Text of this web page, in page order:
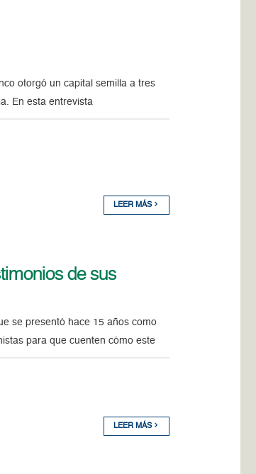
otorgó un capital semilla a tres
En esta entrevista
LEER MÁS
de sus
se presentó hace 15 años como
para que cuenten cómo este
LEER MÁS